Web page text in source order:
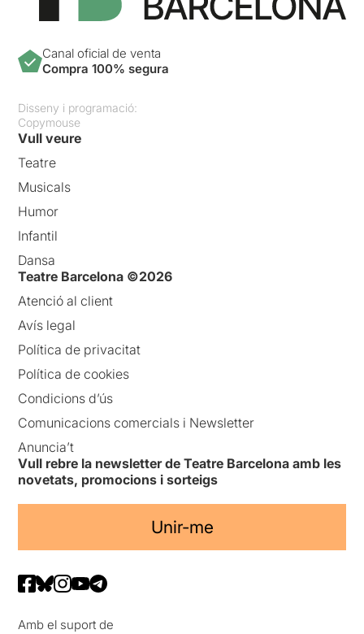
Canal oficial de venta
Compra 100% segura
Disseny i programació:
Copymouse
Vull veure
Teatre
Musicals
Humor
Infantil
Dansa
Teatre Barcelona ©2026
Atenció al client
Avís legal
Política de privacitat
Política de cookies
Condicions d’ús
Comunicacions comercials i Newsletter
Anuncia’t
Vull rebre la newsletter de Teatre Barcelona amb les
novetats, promocions i sorteigs
Unir-me
Amb el suport de